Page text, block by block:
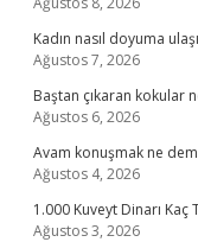
Kadın nasıl doyuma
Ağustos 7, 2026
Baştan çıkaran kokular
Ağustos 6, 2026
Avam konuşmak ne
Ağustos 4, 2026
1.000 Kuveyt Dinarı Kaç
Ağustos 3, 2026